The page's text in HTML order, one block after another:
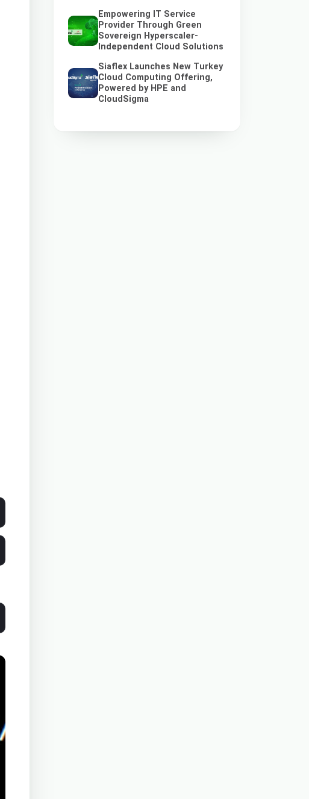
Empowering IT Service
Provider Through Green
Sovereign Hyperscaler-
Independent Cloud Solutions
Siaflex Launches New Turkey
Cloud Computing Offering,
Powered by HPE and
CloudSigma